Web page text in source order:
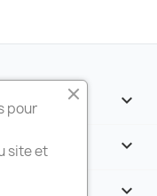



pour
site et